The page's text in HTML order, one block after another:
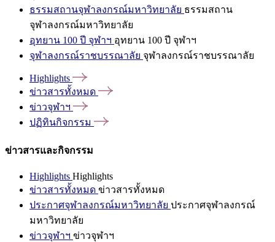
ธรรมสถานจุฬาลงกรณ์มหาวิทยาลัย ธรรมสถาน
จุฬาลงกรณ์มหาวิทยาลัย
อุทยาน 100 ปี จุฬาฯ อุทยาน 100 ปี จุฬาฯ
จุฬาลงกรณ์ราชบรรณาลัย จุฬาลงกรณ์ราชบรรณาลัย
Highlights
ข่าวสารทั้งหมด
ข่าวจุฬาฯ
ปฏิทินกิจกรรม
ข่าวสารและกิจกรรม
Highlights Highlights
ข่าวสารทั้งหมด ข่าวสารทั้งหมด
ประกาศจุฬาลงกรณ์มหาวิทยาลัย ประกาศจุฬาลงกรณ์
มหาวิทยาลัย
ข่าวจุฬาฯ ข่าวจุฬาฯ